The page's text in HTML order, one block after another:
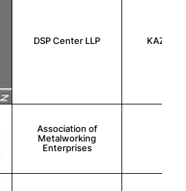
DSP Center LLP
Association of
Metalworking
Enterprises